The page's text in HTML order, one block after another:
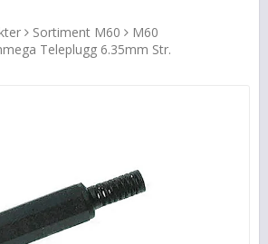
Sortiment M60
M60
Teleplugg 6.35mm Str.